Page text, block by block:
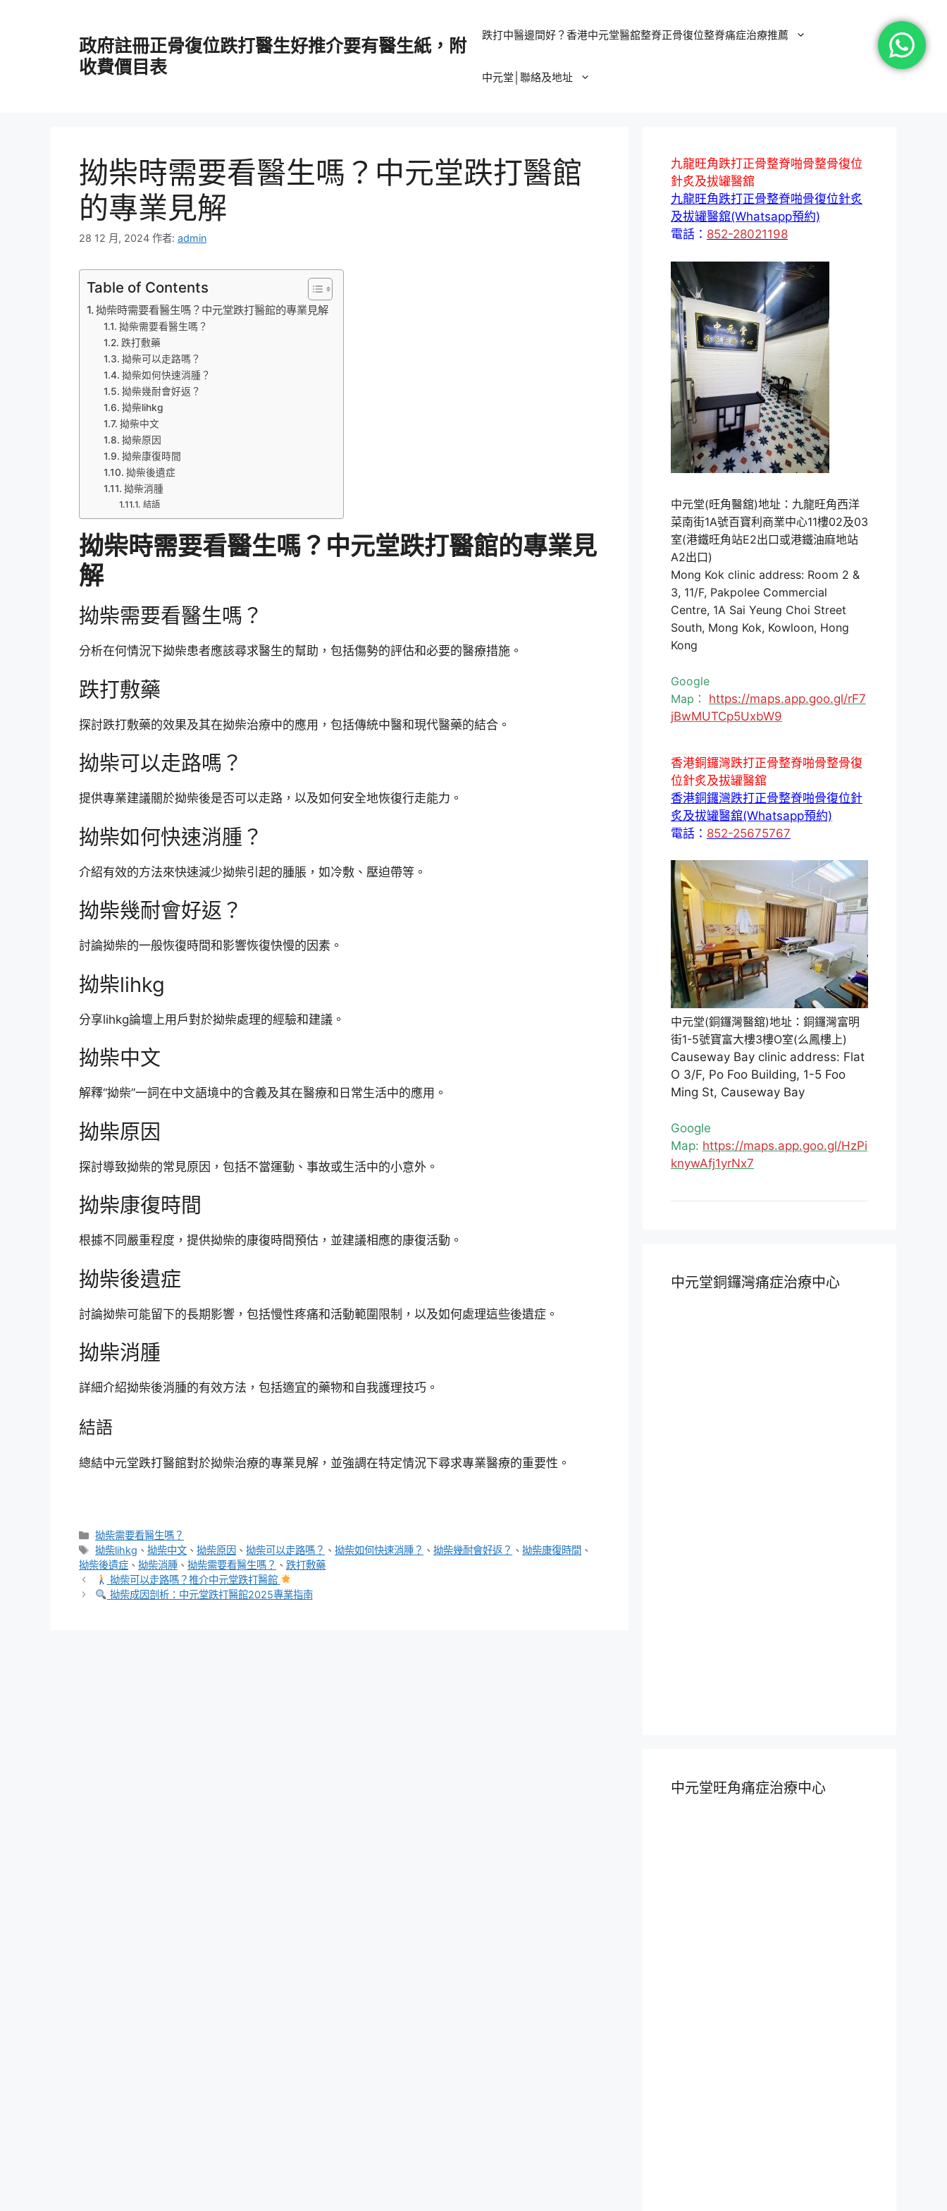
政府註冊正骨復位跌打醫生好推介要有醫生紙，附
收費價目表
跌打中醫邊間好？香港中元堂醫舘整脊正骨復位整脊痛症治療推薦
中元堂│聯絡及地址
拗柴時需要看醫生嗎？中元堂跌打醫館
的專業見解
28 12 月, 2024 作者: admin
Table of Contents
拗柴時需要看醫生嗎？中元堂跌打醫館的專業見解
拗柴需要看醫生嗎？
跌打敷藥
拗柴可以走路嗎？
拗柴如何快速消腫？
拗柴幾耐會好返？
拗柴lihkg
拗柴中文
拗柴原因
拗柴康復時間
拗柴後遺症
拗柴消腫
結語
拗柴時需要看醫生嗎？中元堂跌打醫館的專業見
解
拗柴需要看醫生嗎？
分析在何情況下拗柴患者應該尋求醫生的幫助，包括傷勢的評估和必要的醫療措施。
跌打敷藥
探討跌打敷藥的效果及其在拗柴治療中的應用，包括傳統中醫和現代醫藥的結合。
拗柴可以走路嗎？
提供專業建議關於拗柴後是否可以走路，以及如何安全地恢復行走能力。
拗柴如何快速消腫？
介紹有效的方法來快速減少拗柴引起的腫脹，如冷敷、壓迫帶等。
拗柴幾耐會好返？
討論拗柴的一般恢復時間和影響恢復快慢的因素。
拗柴lihkg
分享lihkg論壇上用戶對於拗柴處理的經驗和建議。
拗柴中文
解釋“拗柴”一詞在中文語境中的含義及其在醫療和日常生活中的應用。
拗柴原因
探討導致拗柴的常見原因，包括不當運動、事故或生活中的小意外。
拗柴康復時間
根據不同嚴重程度，提供拗柴的康復時間預估，並建議相應的康復活動。
拗柴後遺症
討論拗柴可能留下的長期影響，包括慢性疼痛和活動範圍限制，以及如何處理這些後遺症。
拗柴消腫
詳細介紹拗柴後消腫的有效方法，包括適宜的藥物和自我護理技巧。
結語
總結中元堂跌打醫館對於拗柴治療的專業見解，並強調在特定情況下尋求專業醫療的重要性。
分
類
拗柴需要看醫生嗎？
標
籤
拗柴lihkg 、拗柴中文 、拗柴原因 、拗柴可以走路嗎？ 、拗柴如何快速消腫？ 、拗柴幾耐會好返？ 、拗柴康復時間 、
拗柴後遺症 、 拗柴消腫 、 拗柴需要看醫生嗎？ 、 跌打敷藥
拗柴可以走路嗎？推介中元堂跌打醫館
拗柴成因剖析：中元堂跌打醫館2025專業指南
九龍旺角跌打正骨整脊啪骨整骨復位
針炙及拔罐醫舘
九龍旺角跌打正骨整脊啪骨復位針炙
及拔罐醫舘(Whatsapp預約)
電話： 852-28021198
中元堂(旺角醫舘)地址：九龍旺角西洋
菜南街1A號百寶利商業中心11樓02及03
室(港鐵旺角站E2出口或港鐵油麻地站
A2出口)
Mong Kok clinic address: Room 2 &
3, 11/F, Pakpolee Commercial
Centre, 1A Sai Yeung Choi Street
South, Mong Kok, Kowloon, Hong
Kong
Google
Map： https://maps.app.goo.gl/rF7
jBwMUTCp5UxbW9
香港銅鑼灣跌打正骨整脊啪骨整骨復
位針炙及拔罐醫舘
香港銅鑼灣跌打正骨整脊啪骨復位針
炙及拔罐醫舘(Whatsapp預約)
電話： 852-25675767
中元堂(銅鑼灣醫舘)地址：銅鑼灣富明
街1-5號寶富大樓3樓O室(么鳳樓上)
Causeway Bay clinic address: Flat
O 3/F, Po Foo Building, 1-5 Foo
Ming St, Causeway Bay
Google
Map: https://maps.app.goo.gl/HzPi
knywAfj1yrNx7
中元堂銅鑼灣痛症治療中心
中元堂旺角痛症治療中心